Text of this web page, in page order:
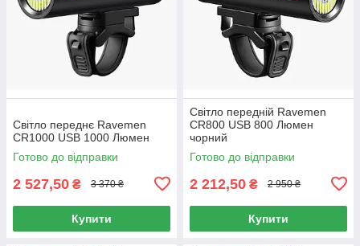
Світло переднє Ravemen
CR1000 USB 1000 Люмен
Готово до відправки
2 527,50 ₴ 3 370 ₴
Купити
Світло передній Ravemen
CR800 USB 800 Люмен
чорний
Готово до відправки
2 212,50 ₴ 2 950 ₴
Купити